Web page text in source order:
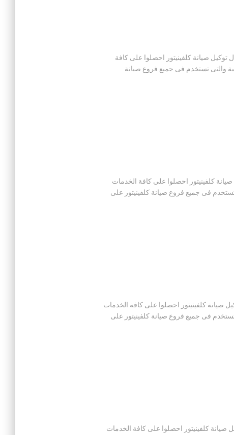
حيث ان من خلال توكيل صيانة كلفينيتور احصلوا على كافة
والتى تستخدم فى جميع فروع صيانة
من خلال توكيل صيانة كلفينيتور احصلوا على كافة الخدمات
فى جميع فروع صيانة كلفينيتور على
ان من خلال توكيل صيانة كلفينيتور احصلوا على كافة الخدمات
فى جميع فروع صيانة كلفينيتور على
ان من خلال توكيل صيانة كلفينيتور احصلوا على كافة الخدمات